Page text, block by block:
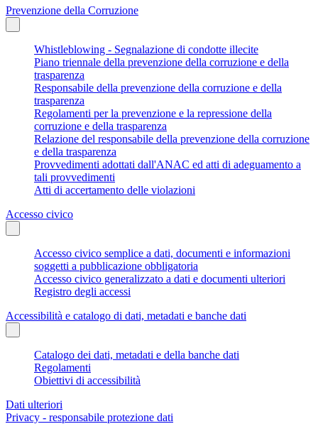
Prevenzione della Corruzione
Whistleblowing - Segnalazione di condotte illecite
Piano triennale della prevenzione della corruzione e della
trasparenza
Responsabile della prevenzione della corruzione e della
trasparenza
Regolamenti per la prevenzione e la repressione della
corruzione e della trasparenza
Relazione del responsabile della prevenzione della corruzione
e della trasparenza
Provvedimenti adottati dall'ANAC ed atti di adeguamento a
tali provvedimenti
Atti di accertamento delle violazioni
Accesso civico
Accesso civico semplice a dati, documenti e informazioni
soggetti a pubblicazione obbligatoria
Accesso civico generalizzato a dati e documenti ulteriori
Registro degli accessi
Accessibilità e catalogo di dati, metadati e banche dati
Catalogo dei dati, metadati e della banche dati
Regolamenti
Obiettivi di accessibilità
Dati ulteriori
Privacy - responsabile protezione dati